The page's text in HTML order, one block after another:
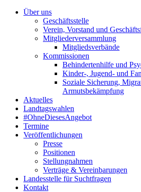
Über uns
Geschäftsstelle
Verein, Vorstand und
Mitgliederversammlung
Mitgliedsverbände
Kommissionen
Behindertenhilfe und
Kinder-, Jugend- und
Soziale Sicherung,
Armutsbekämpfung
Aktuelles
Landtagswahlen
#OhneDiesesAngebot
Termine
Veröffentlichungen
Presse
Positionen
Stellungnahmen
Verträge & Vereinbarungen
Landesstelle für Suchtfragen
Kontakt